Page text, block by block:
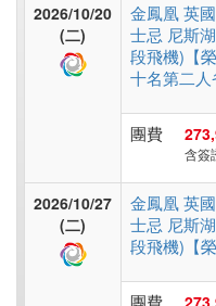
南
2026/10/20
(二)
金鳳凰 英
士忌 尼斯
段飛機)【
十名第二人
團費
含簽
2026/10/27
(二)
金鳳凰 英
士忌 尼斯
段飛機)【